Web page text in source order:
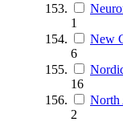
1
New
6
16
North
2